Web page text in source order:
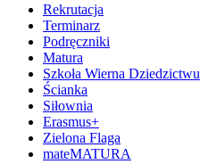
Rekrutacja
Terminarz
Podręczniki
Matura
Szkoła Wierna Dziedzictwu
Ścianka
Siłownia
Erasmus+
Zielona Flaga
mateMATURA